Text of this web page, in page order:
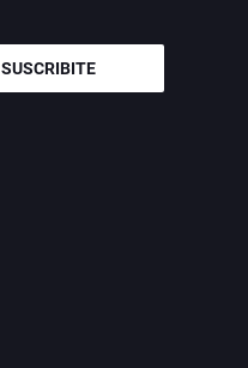
SUSCRIBITE